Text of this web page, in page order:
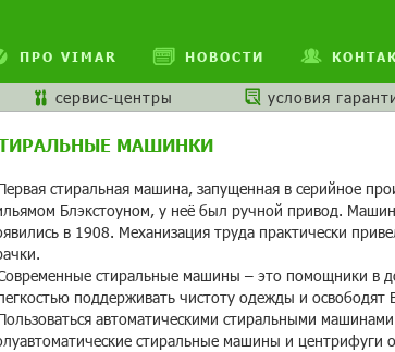
ПРО VIMAR НОВОСТИ
сервис-центры условия
МАШИНКИ
стиральная машина, запущенная в серийное
Блэкстоуном, у неё был ручной привод.
в 1908. Механизация труда практически
стиральные машины – это помощники в
поддерживать чистоту одежды и
автоматическими стиральными
стиральные машины и центрифуги